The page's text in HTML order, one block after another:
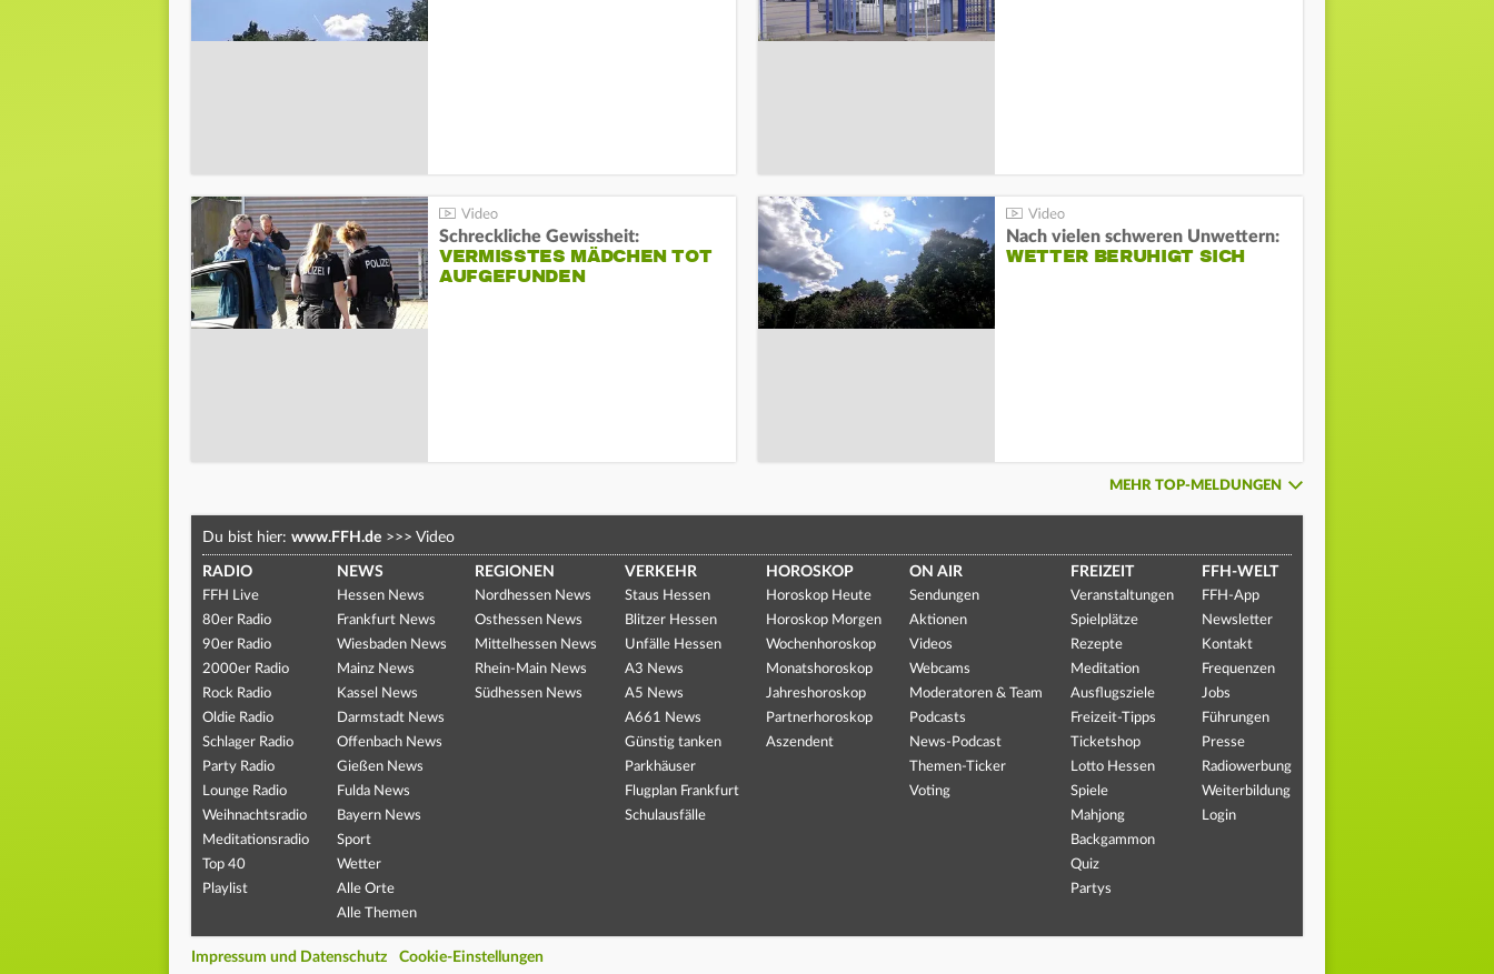
Schreckliche Gewissheit:
VERMISSTES MÄDCHEN TOT
AUFGEFUNDEN
Nach vielen schweren Unwettern:
WETTER BERUHIGT SICH
MEHR TOP-MELDUNGEN
Du bist hier: www.FFH.de >>> Video
RADIO
FFH Live
80er Radio
90er Radio
2000er Radio
Rock Radio
Oldie Radio
Schlager Radio
Party Radio
Lounge Radio
Weihnachtsradio
Meditationsradio
Top 40
Playlist
NEWS
Hessen News
Frankfurt News
Wiesbaden News
Mainz News
Kassel News
Darmstadt News
Offenbach News
Gießen News
Fulda News
Bayern News
Sport
Wetter
Alle Orte
Alle Themen
REGIONEN
Nordhessen News
Osthessen News
Mittelhessen News
Rhein-Main News
Südhessen News
VERKEHR
Staus Hessen
Blitzer Hessen
Unfälle Hessen
A3 News
A5 News
A661 News
Günstig tanken
Parkhäuser
Flugplan Frankfurt
Schulausfälle
HOROSKOP
Horoskop Heute
Horoskop Morgen
Wochenhoroskop
Monatshoroskop
Jahreshoroskop
Partnerhoroskop
Aszendent
ON AIR
Sendungen
Aktionen
Videos
Webcams
Moderatoren & Team
Podcasts
News-Podcast
Themen-Ticker
Voting
FREIZEIT
Veranstaltungen
Spielplätze
Rezepte
Meditation
Ausflugsziele
Freizeit-Tipps
Ticketshop
Lotto Hessen
Spiele
Mahjong
Backgammon
Quiz
Partys
FFH-WELT
FFH-App
Newsletter
Kontakt
Frequenzen
Jobs
Führungen
Presse
Radiowerbung
Weiterbildung
Login
Impressum und Datenschutz Cookie-Einstellungen